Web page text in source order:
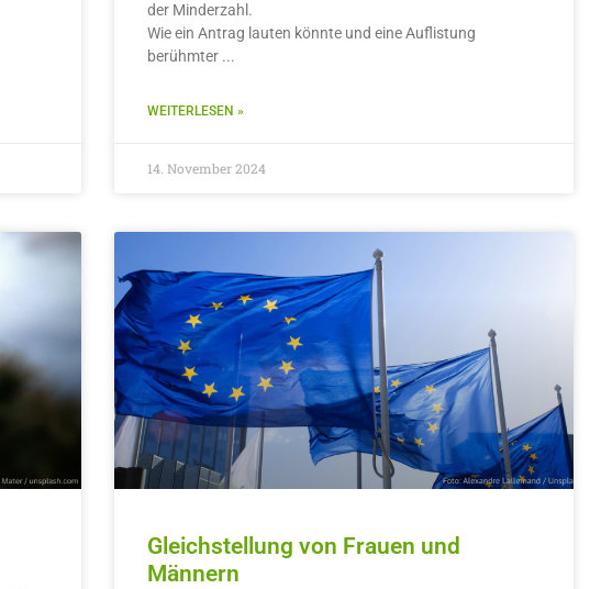
der Minderzahl.
Wie ein Antrag lauten könnte und eine Auflistung
berühmter
WEITERLESEN »
14. November 2024
Gleichstellung von Frauen und
Männern